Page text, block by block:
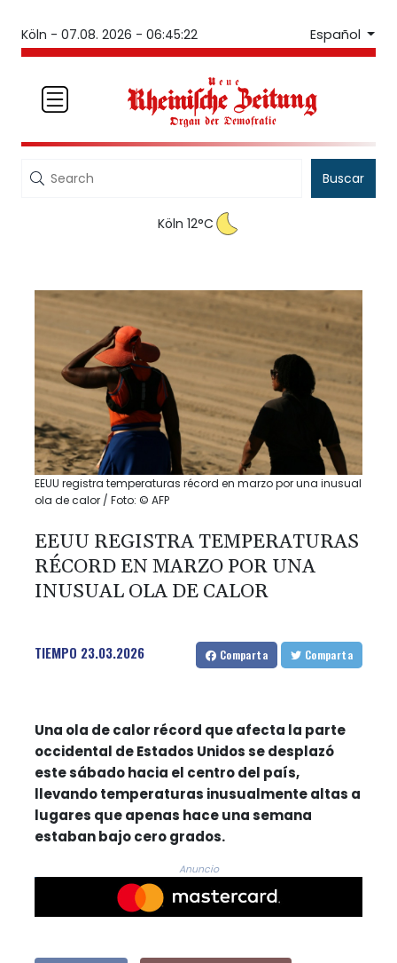
Köln - 07.08. 2026 - 06:45:23 Español
Buscar
Köln 12°C
EEUU registra temperaturas récord en marzo por una inusual
ola de calor / Foto: © AFP
EEUU REGISTRA TEMPERATURAS
RÉCORD EN MARZO POR UNA
INUSUAL OLA DE CALOR
TIEMPO 23.03.2026 Comparta Comparta
Una ola de calor récord que afecta la parte
occidental de Estados Unidos se desplazó
este sábado hacia el centro del país,
llevando temperaturas inusualmente altas a
lugares que apenas hace una semana
estaban bajo cero grados.
Anuncio